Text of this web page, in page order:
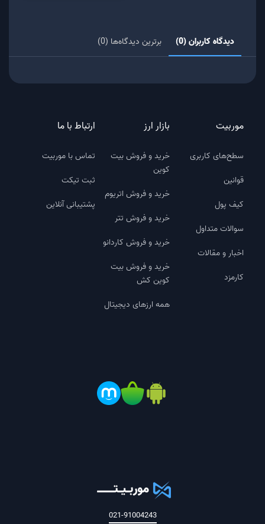
دیدگاه کاربران (0) برترین دیدگاه‌ها (0)
موربیت
سطح‌های کاربری
قوانین
کیف پول
سوالات متداول
اخبار و مقالات
کارمزد
بازار ارز
خرید و فروش بیت
کوین
خرید و فروش اتریوم
خرید و فروش تتر
خرید و فروش کاردانو
خرید و فروش بیت
کوین کش
همه ارزهای دیجیتال
ارتباط با ما
تماس با موربیت
ثبت تیکت
پشتیبانی آنلاین
021-91004243